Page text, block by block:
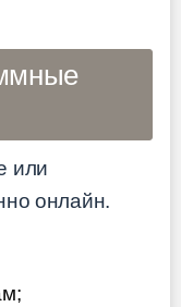
или
онлайн.